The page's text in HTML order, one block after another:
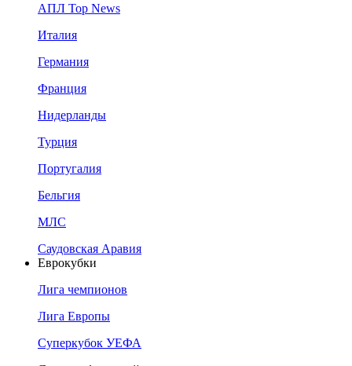
АПЛ Top News
Италия
Германия
Франция
Нидерланды
Турция
Португалия
Бельгия
МЛС
Саудовская Аравия
Еврокубки
Лига чемпионов
Лига Европы
Суперкубок УЕФА